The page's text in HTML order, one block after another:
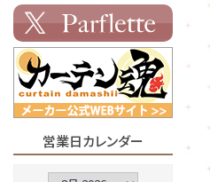
営業日カレンダー